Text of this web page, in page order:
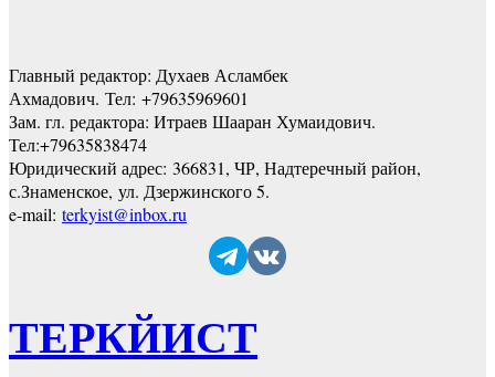
Главный редактор: Духаев Асламбек
Ахмадович. Тел: +79635969601
Зам. гл. редактора: Итраев Шааран Хумаидович.
Тел:+79635838474
Юридический адрес: 366831, ЧР, Надтеречный район,
с.Знаменское, ул. Дзержинского 5.
e-mail: terkyist@inbox.ru
ТЕРКЙИСТ